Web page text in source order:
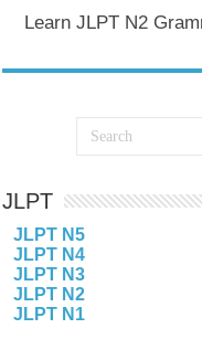
Learn JLPT N2
JLPT
JLPT N5
JLPT N4
JLPT N3
JLPT N2
JLPT N1